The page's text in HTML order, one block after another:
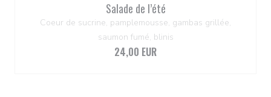
Salade de l’été
Coeur de sucrine, pamplemousse, gambas grillée,
saumon fumé, blinis
24,00 EUR